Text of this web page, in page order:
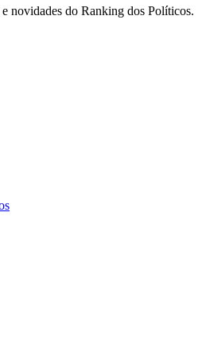
novidades do Ranking dos Políticos.